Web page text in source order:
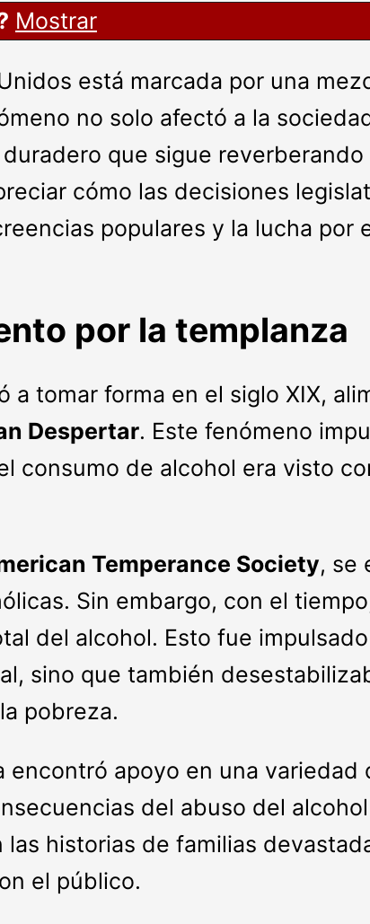
Mostrar
está marcada por una
no solo afectó a la
que sigue
cómo las decisiones
populares y la lucha por
por la templanza
a tomar forma en el siglo XIX,
Despertar. Este fenómeno
consumo de alcohol era visto
Temperance Society, se
Sin embargo, con el
del alcohol. Esto fue
sino que también
pobreza.
encontró apoyo en una
del abuso del
historias de familias
el público.